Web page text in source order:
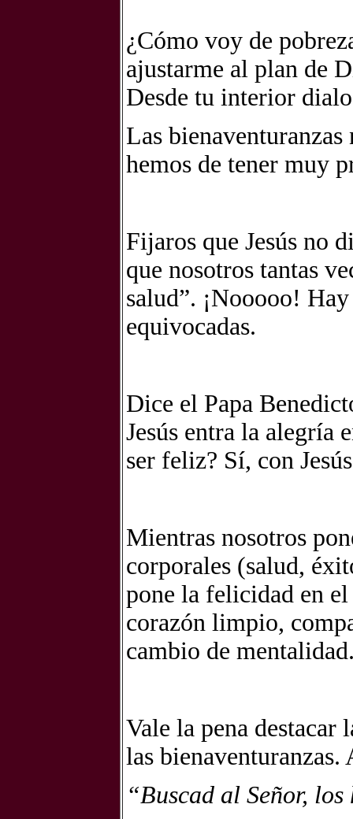
¿Cómo voy de
ajustarme al plan de
Desde tu interior
Las
hemos de tener muy
Fijaros que Jesús no
que nosotros tantas
salud”. ¡Nooooo!
equivocadas.
Dice el Papa
Jesús entra la alegría
ser feliz? Sí, con
Mientras nosotros
corporales (salud,
pone la felicidad en
corazón limpio,
cambio de
Vale la pena destacar
las
“Buscad al Señor,